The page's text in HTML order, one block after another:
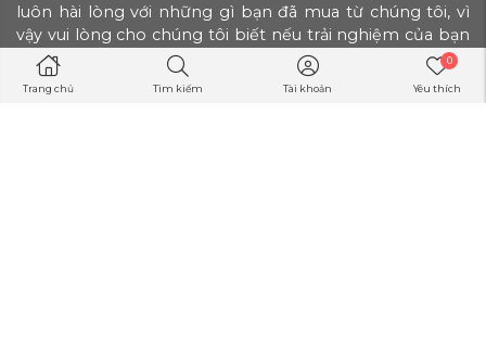
luôn hài lòng với những gì bạn đã mua từ chúng tôi, vì
vậy vui lòng cho chúng tôi biết nếu trải nghiệm của bạn
có ...
Trang chủ Tìm kiếm Tài khoản
0
Yêu thích